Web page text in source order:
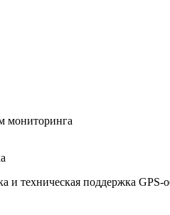
мониторинга
и техническая поддержка